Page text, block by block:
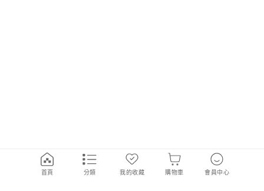
首頁 分類 我的收藏 購物車 會員中心